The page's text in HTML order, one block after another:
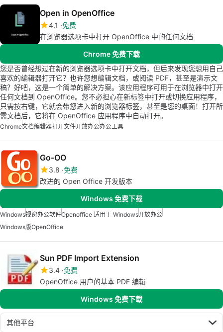
Open in OpenOffice
4.1 免费
在浏览器选项卡中打开 OpenOffice 中的任何文档
Chrome 免费下载
您是否曾经想过在新的浏览器选项卡中打开文档，但后来发现您想用自己
喜欢的编辑器打开它？也许您想编辑文档，或阅读 PDF，甚至是演示文
稿？好吧，这是一个简单的解决方案。该应用程序可用于在浏览器中打开
任何文档到 OpenOffice。您不必担心在新标签中打开或切换应用程序，
只需按右键，它就会带您进入新的浏览器标签，甚至是您的桌面！打开所
需文档后，它将在 OpenOffice 应用程序中自动打开。
Chrome文档编辑器打开文件开放办公办公工具
Go-OO
3.8 免费
改进的 Open Office 开发版本
Windows 免费下载
Windows视窗办公软件Openoffice 适用于 Windows开放办公
Windows版OpenOffice
Sun PDF Import Extension
3.4 免费
OpenOffice 用户的基本 PDF 编辑
Windows 免费下载
其他平台